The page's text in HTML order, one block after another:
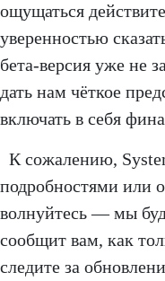
ощущаться
уверенностью
бета-версия уже не
дать нам чёткое
включать в себя
К сожалению,
подробностями или
волнуйтесь — мы
сообщит вам, как
следите за